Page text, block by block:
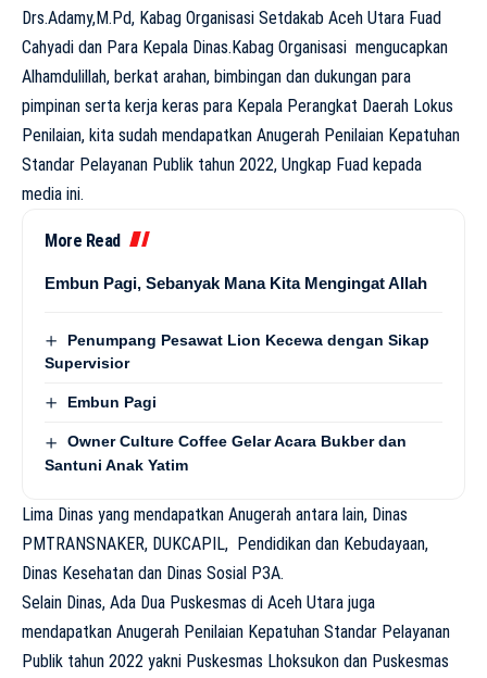
Drs.Adamy,M.Pd, Kabag Organisasi Setdakab Aceh Utara Fuad
Cahyadi dan Para Kepala Dinas.Kabag Organisasi mengucapkan
Alhamdulillah, berkat arahan, bimbingan dan dukungan para
pimpinan serta kerja keras para Kepala Perangkat Daerah Lokus
Penilaian, kita sudah mendapatkan Anugerah Penilaian Kepatuhan
Standar Pelayanan Publik tahun 2022, Ungkap Fuad kepada
media ini.
More Read
Embun Pagi, Sebanyak Mana Kita Mengingat Allah
Penumpang Pesawat Lion Kecewa dengan Sikap
Supervisior
Embun Pagi
Owner Culture Coffee Gelar Acara Bukber dan
Santuni Anak Yatim
Lima Dinas yang mendapatkan Anugerah antara lain, Dinas
PMTRANSNAKER, DUKCAPIL, Pendidikan dan Kebudayaan,
Dinas Kesehatan dan Dinas Sosial P3A.
Selain Dinas, Ada Dua Puskesmas di Aceh Utara juga
mendapatkan Anugerah Penilaian Kepatuhan Standar Pelayanan
Publik tahun 2022 yakni Puskesmas Lhoksukon dan Puskesmas